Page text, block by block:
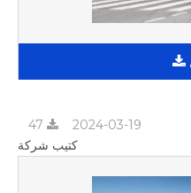
2024-03-19
كتيب شركة